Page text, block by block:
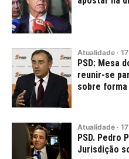
Atualidade · 17
PSD: Mesa
reunir-se
sobre
Atualidade · 17
PSD. Pedro
Jurisdição